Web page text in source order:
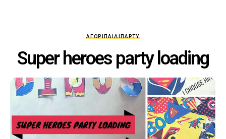
ΑΓΌΡΙΠΑΙΔΊΠΆΡΤΥ
Super heroes party loading